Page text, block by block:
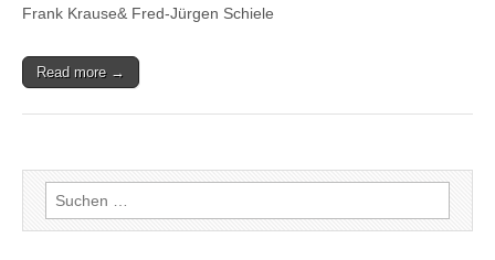
Frank Krause& Fred-Jürgen Schiele
Read more →
Suchen
nach: